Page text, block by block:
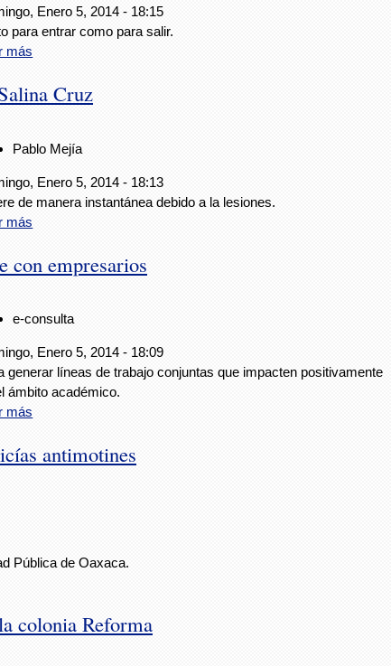
Enero 5, 2014 - 18:15
para entrar como para salir.
más
Cruz
Pablo Mejía
Enero 5, 2014 - 18:13
de manera instantánea debido a la lesiones.
más
con empresarios
e-consulta
Enero 5, 2014 - 18:09
generar líneas de trabajo conjuntas que impacten positivamente
ámbito académico.
más
antimotines
Pública de Oaxaca.
colonia Reforma